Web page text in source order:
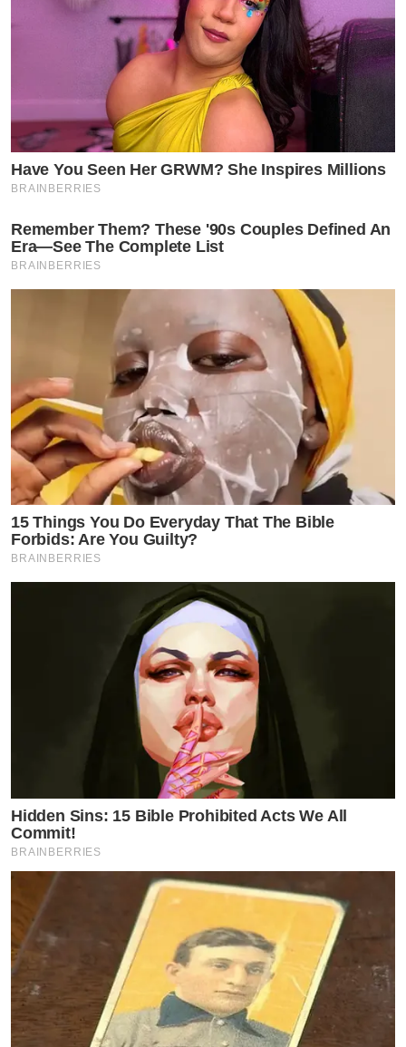
Have You Seen Her GRWM? She Inspires Millions
BRAINBERRIES
Remember Them? These '90s Couples Defined An
Era—See The Complete List
BRAINBERRIES
15 Things You Do Everyday That The Bible
Forbids: Are You Guilty?
BRAINBERRIES
Hidden Sins: 15 Bible Prohibited Acts We All
Commit!
BRAINBERRIES